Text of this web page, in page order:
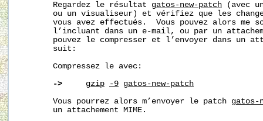
       Regardez le résultat
gatos-new-patch (avec
ou un visualiseur) et vérifiez que les
vous avez effectués.  Vous pouvez alors me
l’incluant dans un e-mail, ou par un
pouvez le compresser et l’envoyer dans un
       suit:
       Compressez le avec:
->
gzip -9 gatos-new-patch
       Vous pourrez alors m’envoyer le patch
gatos-
       un attachement MIME.